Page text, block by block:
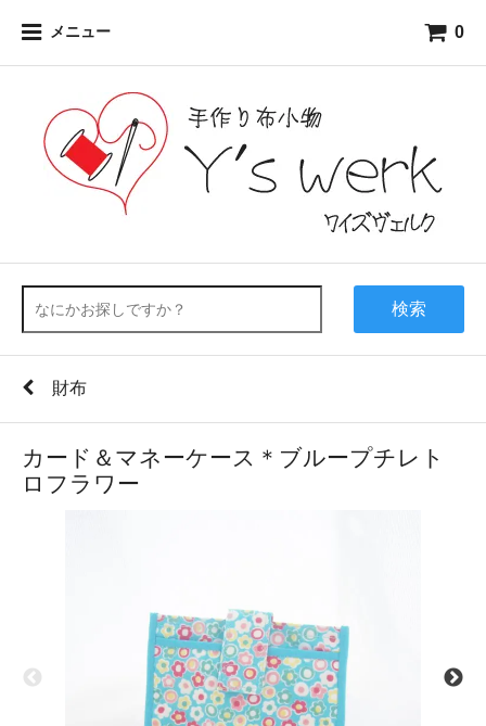
メニュー 0
検索
財布
カード＆マネーケース＊ブループチレト
ロフラワー